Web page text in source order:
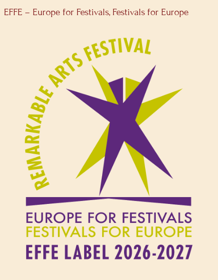
EFFE – Europe for Festivals, Festivals for Europe